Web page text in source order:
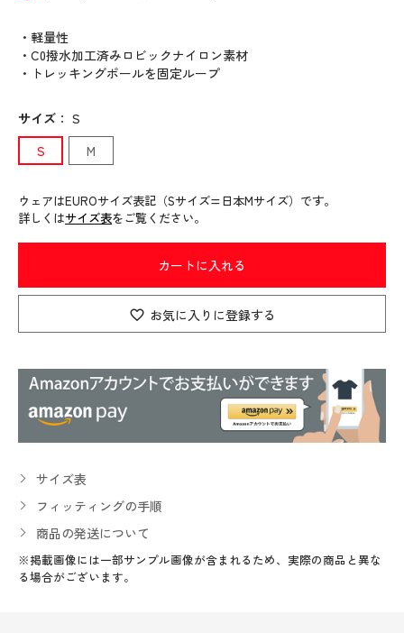
・軽量性
・C0撥水加工済みロビックナイロン素材
・トレッキングポールを固定ループ
サイズ ： S
S
M
ウェアはEUROサイズ表記（Sサイズ=日本Mサイズ）です。
詳しくはサイズ表をご覧ください。
カートに入れる
お気に入りに登録する
サイズ表
フィッティングの手順
商品の発送について
※掲載画像には一部サンプル画像が含まれるため、実際の商品と異な
る場合がございます。